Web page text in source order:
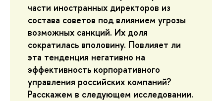
части иностранных директоров из
состава советов под влиянием угрозы
возможных санкций. Их доля
сократилась вполовину. Повлияет ли
эта тенденция негативно на
эффективность корпоративного
управления российских компаний?
Расскажем в следующем исследовании.